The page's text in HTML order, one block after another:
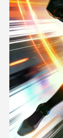
ویڈیو
اے ویڈیو
اے فوٹو
اوزار